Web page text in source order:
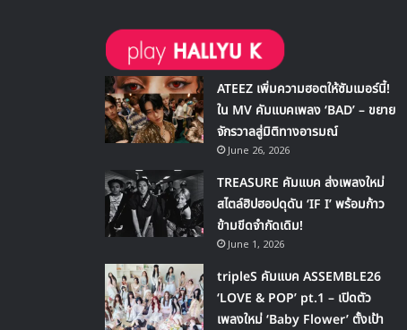
ATEEZ เพิ่มความฮอตให้ซัมเมอร์นี้!
ใน MV คัมแบคเพลง ‘BAD’ – ขยาย
จักรวาลสู่มิติทางอารมณ์
June 26, 2026
TREASURE คัมแบค ส่งเพลงใหม่
สไตล์ฮิปฮอปดุดัน ‘IF I’ พร้อมก้าว
ข้ามขีดจำกัดเดิม!
June 1, 2026
tripleS คัมแบค ASSEMBLE26
‘LOVE & POP’ pt.1 – เปิดตัว
เพลงใหม่ ‘Baby Flower’ ตั้งเป้า